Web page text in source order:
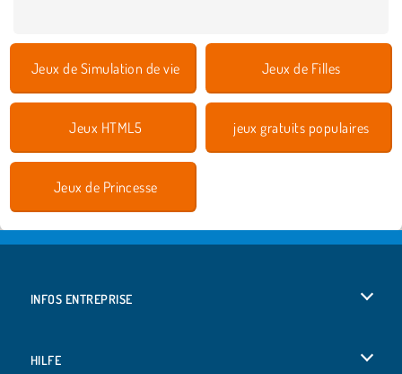
Jeux de Simulation de vie Jeux de Filles
Jeux HTML5 jeux gratuits populaires
Jeux de Princesse
INFOS ENTREPRISE
HILFE